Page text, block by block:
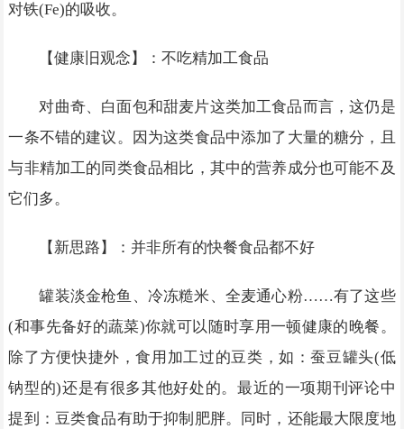
对铁(Fe)的吸收。
【健康旧观念】：不吃精加工食品
对曲奇、白面包和甜麦片这类加工食品而言，这仍是
一条不错的建议。因为这类食品中添加了大量的糖分，且
与非精加工的同类食品相比，其中的营养成分也可能不及
它们多。
【新思路】：并非所有的快餐食品都不好
罐装淡金枪鱼、冷冻糙米、全麦通心粉……有了这些
(和事先备好的蔬菜)你就可以随时享用一顿健康的晚餐。
除了方便快捷外，食用加工过的豆类，如：蚕豆罐头(低
钠型的)还是有很多其他好处的。最近的一项期刊评论中
提到：豆类食品有助于抑制肥胖。同时，还能最大限度地